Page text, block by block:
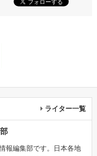
ライター一覧
報編集部です。日本各地